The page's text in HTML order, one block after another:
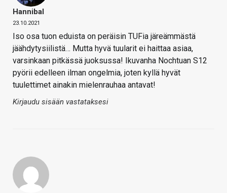
Hannibal
23.10.2021
Iso osa tuon eduista on peräisin TUFia järeämmästä
jäähdytysiilistä… Mutta hyvä tuularit ei haittaa asiaa,
varsinkaan pitkässä juoksussa! Ikuvanha Nochtuan S12
pyörii edelleen ilman ongelmia, joten kyllä hyvät
tuulettimet ainakin mielenrauhaa antavat!
Kirjaudu sisään vastataksesi